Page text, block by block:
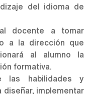
del idioma de
al docente a tomar
a la dirección que
al alumno la
formativa.
las habilidades y
implementar